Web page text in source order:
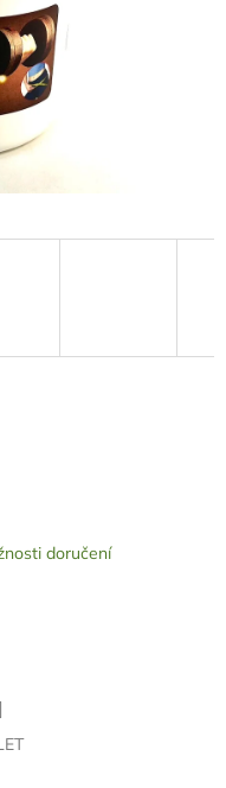
doručení